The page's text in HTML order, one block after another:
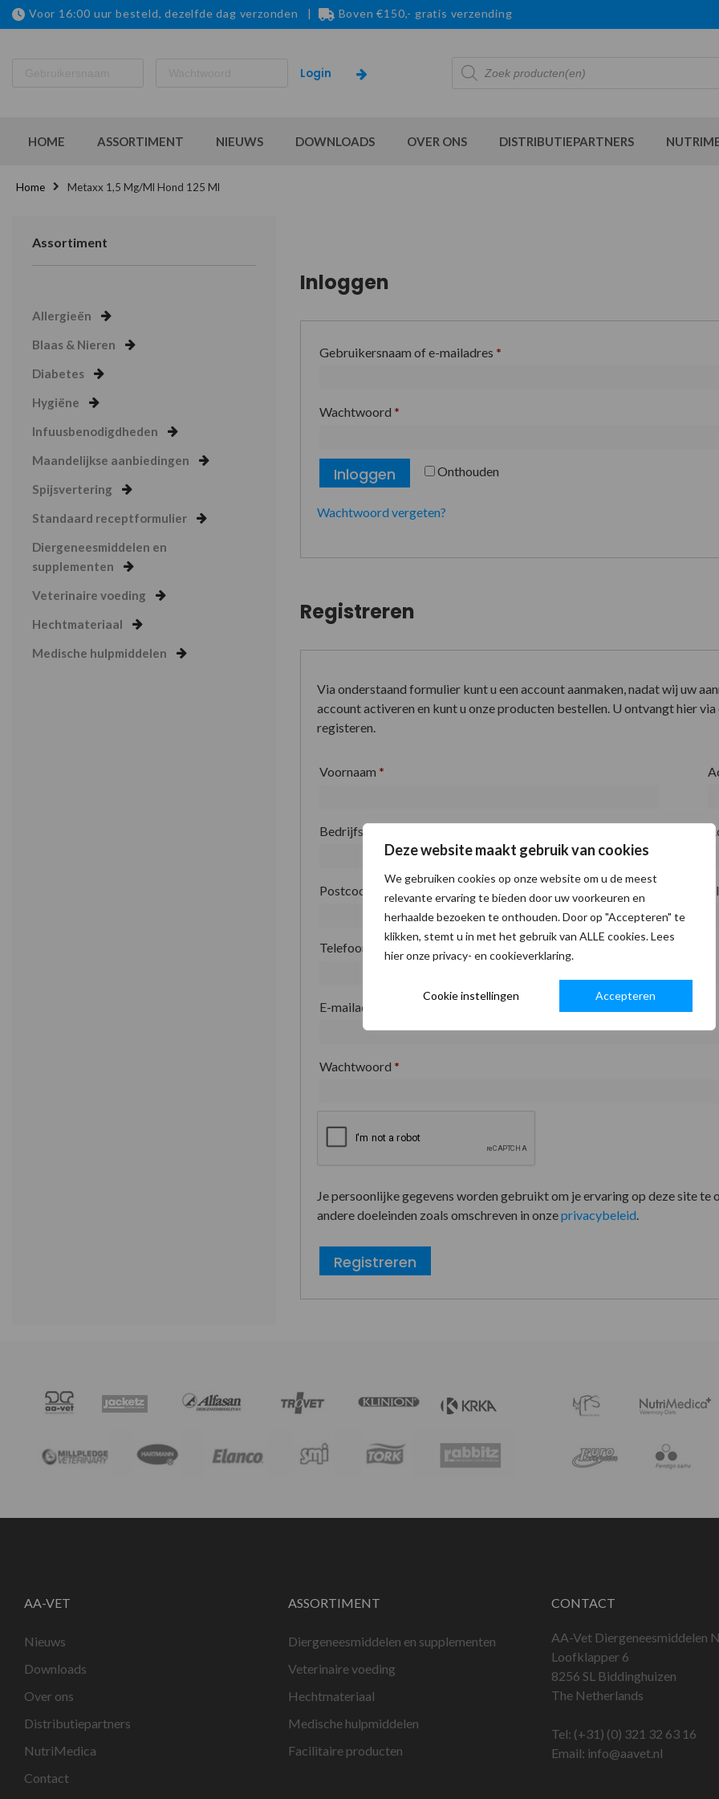
Deze website maakt gebruik van cookies
We gebruiken cookies op onze website om u de meest
relevante ervaring te bieden door uw voorkeuren en
herhaalde bezoeken te onthouden. Door op "Accepteren" te
klikken, stemt u in met het gebruik van ALLE cookies. Lees
hier onze privacy- en cookieverklaring.
Cookie instellingen Accepteren
Voor 16:00 uur besteld, dezelfde dag verzonden | Boven €150,- gratis verzending
Producten
zoeken
HOME ASSORTIMENT NIEUWS DOWNLOADS OVER ONS DISTRIBUTIEPARTNERS
Home Metaxx 1,5 Mg/ml Hond 125 Ml
Assortiment
Allergieën
Blaas & Nieren
Diabetes
Hygiëne
Infuusbenodigdheden
Maandelijkse aanbiedingen
Spijsvertering
Standaard receptformulier
Diergeneesmiddelen en
supplementen
Veterinaire voeding
Hechtmateriaal
Medische hulpmiddelen
Inloggen
Gebruikersnaam of e-mailadres *
Wachtwoord *
Onthouden
Inloggen
Wachtwoord vergeten?
Registreren
Via onderstaand formulier kunt u een account aanmaken, nadat wij uw
account activeren en kunt u onze producten bestellen. U ontvangt hier
registeren.
Voornaam *
Bedrijfsnaam
Postcode
Telefoon
E-mailadres
Wachtwoord *
Je persoonlijke gegevens worden gebruikt om je ervaring op deze site
andere doeleinden zoals omschreven in onzeprivacybeleid
Registreren
AA-VET
Nieuws
Downloads
Over ons
Distributiepartners
NutriMedica
Contact
ASSORTIMENT
Diergeneesmiddelen en supplementen
Veterinaire voeding
Hechtmateriaal
Medische hulpmiddelen
Facilitaire producten
CONTACT
AA-Vet Diergeneesmiddelen
Loofklapper 6
8256 SL Biddinghuizen
The Netherlands
Tel: (+31) (0) 321 32 63 16
Email: info@aavet.nl